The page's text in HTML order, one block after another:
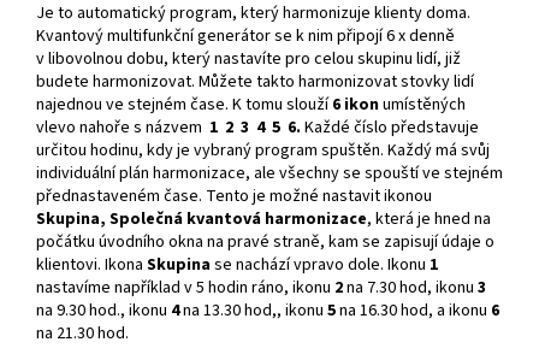
Je to automatický program, který harmonizuje klienty doma.
Kvantový multifunkční generátor se k nim připojí 6 x denně
v libovolnou dobu, který nastavíte pro celou skupinu lidí, již
budete harmonizovat. Můžete takto harmonizovat stovky lidí
najednou ve stejném čase. K tomu slouží6 ikonumístěných
vlevo nahoře s názvem 1 2 3 4 5 6. Každé číslo představuje
určitou hodinu, kdy je vybraný program spuštěn. Každý má svůj
individuální plán harmonizace, ale všechny se spouští ve stejném
přednastaveném čase. Tento je možné nastavit ikonou
Skupina, Společná kvantová harmonizace, která je hned na
počátku úvodního okna na pravé straně, kam se zapisují údaje o
klientovi. Ikona Skupinase nachází vpravo dole. Ikonu 1
nastavíme například v 5 hodin ráno, ikonu 2na 7.30 hod, ikonu 3
na 9.30 hod., ikonu 4na 13.30 hod,, ikonu 5na 16.30 hod, a ikonu 6
na 21.30 hod.